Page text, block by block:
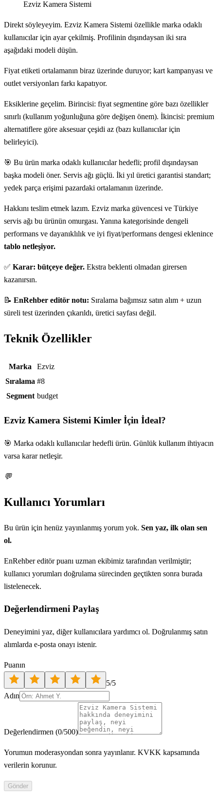
Ezviz Kamera Sistemi
Direkt söyleyeyim. Ezviz Kamera Sistemi özellikle marka odaklı
kullanıcılar için ayar çekilmiş. Profilinin dışındaysan iki sıra
aşağıdaki modeli düşün.
Fiyat etiketi ortalamanın biraz üzerinde duruyor; kart kampanyası ve
outlet versiyonları farkı kapatıyor.
Eksiklerine geçelim. Birincisi: fiyat segmentine göre bazı özellikler
sınırlı (kullanım yoğunluğuna göre değişen önem). İkincisi: premium
alternatiflere göre aksesuar çeşidi az (bazı kullanıcılar için
belirleyici).
🎯 Bu ürün marka odaklı kullanıcılar hedefli; profil dışındaysan
başka modeli öner. Servis ağı güçlü. İki yıl üretici garantisi standart;
yedek parça erişimi pazardaki ortalamanın üzerinde.
Hakkını teslim etmek lazım. Ezviz marka güvencesi ve Türkiye
servis ağı bu ürünün omurgası. Yanına kategorisinde dengeli
performans ve dayanıklılık ve iyi fiyat/performans dengesi eklenince
tablo netleşiyor.
✅ Karar: bütçeye değer. Ekstra beklenti olmadan girersen
kazanırsın.
📝 EnRehber editör notu: Sıralama bağımsız satın alım + uzun
süreli test üzerinden çıkarıldı, üretici sayfası değil.
Teknik Özellikler
Teknik özellikler
Marka
Ezviz
Sıralama #8
Segment budget
Ezviz Kamera Sistemi Kimler İçin İdeal?
🎯 Marka odaklı kullanıcılar hedefli ürün. Günlük kullanım ihtiyacın
varsa karar netleşir.
💬
Kullanıcı Yorumları
Bu ürün için henüz yayınlanmış yorum yok. Sen yaz, ilk olan sen
ol.
EnRehber editör puanı uzman ekibimiz tarafından verilmiştir;
kullanıcı yorumları doğrulama sürecinden geçtikten sonra burada
listelenecek.
Değerlendirmeni Paylaş
Deneyimini yaz, diğer kullanıcılara yardımcı ol. Doğrulanmış satın
alımlarda e-posta onayı istenir.
Puanın
5/5
Adın
Değerlendirmen (0/500)
Yorumun moderasyondan sonra yayınlanır. KVKK kapsamında
verilerin korunur.
Gönder